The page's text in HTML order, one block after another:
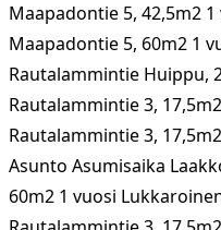
Maapadontie 5, 42,5m2
Maapadontie 5, 60m2 1
Rautalammintie Huippu,
Rautalammintie 3,
Rautalammintie 3,
Asunto Asumisaika
60m2 1 vuosi